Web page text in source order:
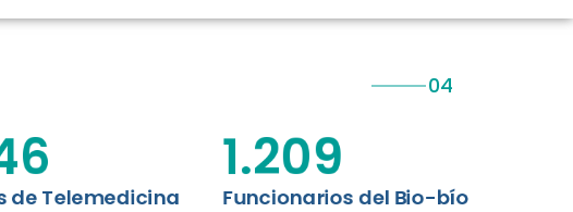
I+D+I+E
de Telemedicina
Funcionarios del Bio-bío
1.209